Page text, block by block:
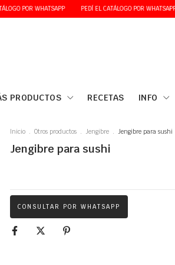
WHATSAPP PEDÍ EL CATÁLOGO POR WHATSAPP
PRODUCTOS RECETAS INFO
Inicio . Otros productos . Jengibre . Jengibre para sushi
Jengibre para sushi
CONSULTAR POR WHATSAPP